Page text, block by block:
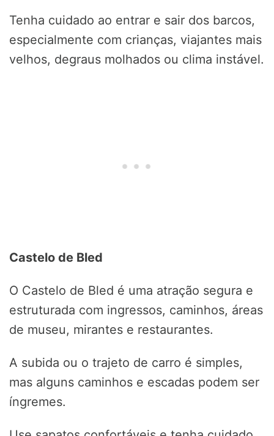
Tenha cuidado ao entrar e sair dos barcos,
especialmente com crianças, viajantes mais
velhos, degraus molhados ou clima instável.
Castelo de Bled
O Castelo de Bled é uma atração segura e
estruturada com ingressos, caminhos, áreas
de museu, mirantes e restaurantes.
A subida ou o trajeto de carro é simples,
mas alguns caminhos e escadas podem ser
íngremes.